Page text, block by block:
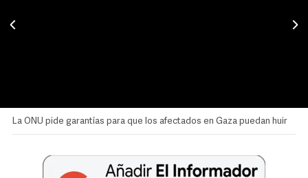
La ONU pide garantías para que los afectados en Gaza puedan huir